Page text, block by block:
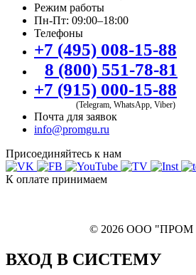
Режим работы
Пн-Пт: 09:00–18:00
Телефоны
+7 (495) 008-15-88
8 (800) 551-78-81
+7 (915) 000-15-88
(Telegram, WhatsApp, Viber)
Почта для заявок
info@promgu.ru
Присоединяйтесь к нам
К оплате принимаем
© 2026 ООО "ПРОМ
ВХОД В СИСТЕМУ